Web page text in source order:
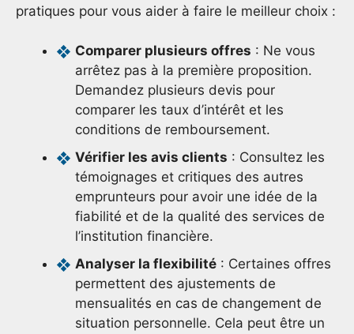
pratiques pour vous aider à faire le meilleur choix :
Comparer plusieurs offres : Ne vous
arrêtez pas à la première proposition.
Demandez plusieurs devis pour
comparer les taux d’intérêt et les
conditions de remboursement.
Vérifier les avis clients : Consultez les
témoignages et critiques des autres
emprunteurs pour avoir une idée de la
fiabilité et de la qualité des services de
l’institution financière.
Analyser la flexibilité : Certaines offres
permettent des ajustements de
mensualités en cas de changement de
situation personnelle. Cela peut être un